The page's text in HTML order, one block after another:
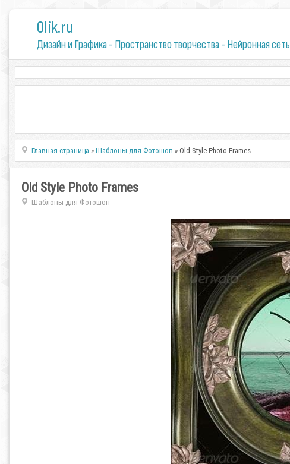
0lik.ru
Дизайн и Графика - Пространство творчества - Нейронная сеть
Главная страница »Шаблоны для Фотошоп » Old Style Photo Frames
Old Style Photo Frames
Шаблоны для Фотошоп